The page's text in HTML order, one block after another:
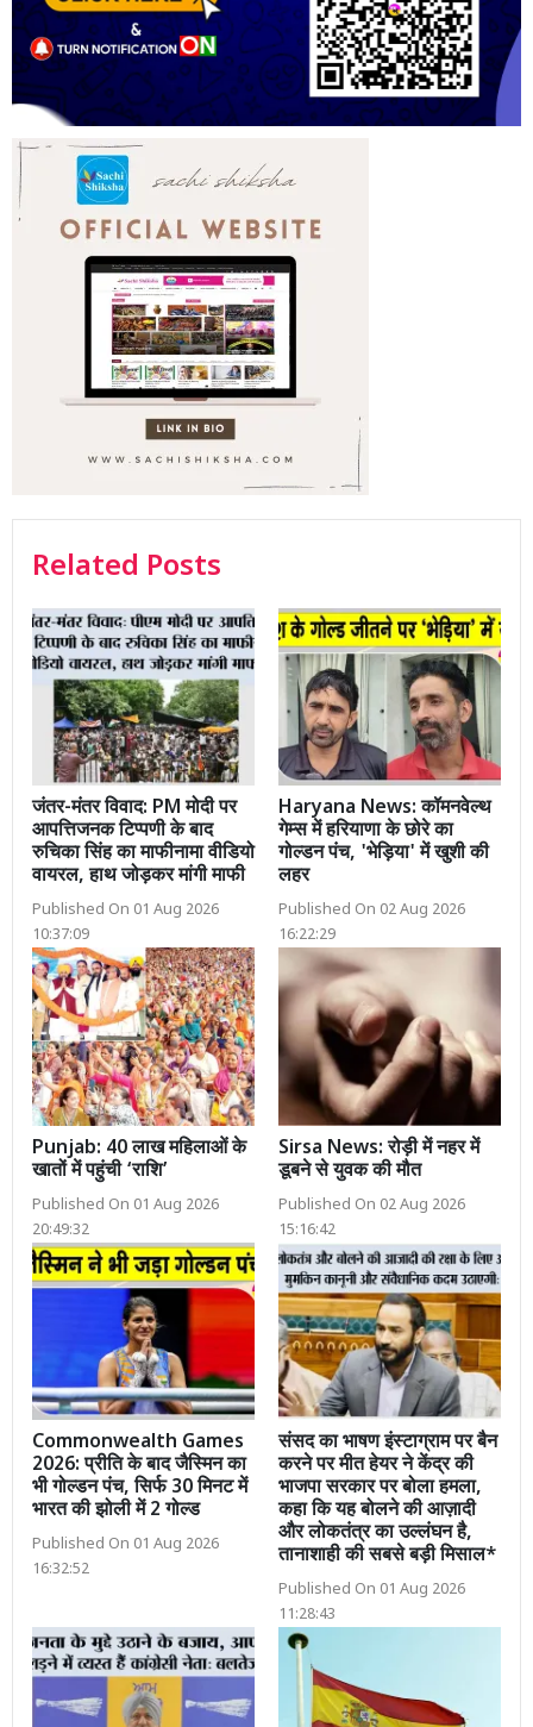
Related Posts
जंतर-मंतर विवाद: PM मोदी पर
आपत्तिजनक टिप्पणी के बाद
रुचिका सिंह का माफीनामा वीडियो
वायरल, हाथ जोड़कर मांगी माफी
Published On 01 Aug 2026
10:37:09
Haryana News: कॉमनवेल्थ
गेम्स में हरियाणा के छोरे का
गोल्डन पंच, 'भेड़िया' में खुशी की
लहर
Published On 02 Aug 2026
16:22:29
Punjab: 40 लाख महिलाओं के
खातों में पहुंची ‘राशि’
Published On 01 Aug 2026
20:49:32
Sirsa News: रोड़ी में नहर में
डूबने से युवक की मौत
Published On 02 Aug 2026
15:16:42
Commonwealth Games
2026: प्रीति के बाद जैस्मिन का
भी गोल्डन पंच, सिर्फ 30 मिनट में
भारत की झोली में 2 गोल्ड
Published On 01 Aug 2026
16:32:52
संसद का भाषण इंस्टाग्राम पर बैन
करने पर मीत हेयर ने केंद्र की
भाजपा सरकार पर बोला हमला,
कहा कि यह बोलने की आज़ादी
और लोकतंत्र का उल्लंघन है,
तानाशाही की सबसे बड़ी मिसाल*
Published On 01 Aug 2026
11:28:43